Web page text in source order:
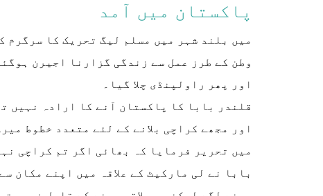
پاکستان میں آمد
میں بلند شہر میں مسلم لیگ تحریک کا
اور پھر راولپنڈی چلا گیا۔
قلندر بابا کا پاکستان آنے کا ارادہ نہیں
اور مجھے کراچی بلانے کے لئے متعدد خطوط
میں تحریر فرمایا کہ بھائی اگر تم کراچی
بابا نے لی مارکیٹ کے علاقہ میں اپنے مکان